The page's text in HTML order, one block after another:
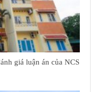
giá luận án của NCS